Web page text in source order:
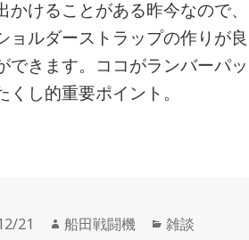
かけることがある昨今なので
ョルダーストラップの作りが
できます。ココがランバーパ
くし的重要ポイント。
21
作
船田戦闘機
カ
雑談